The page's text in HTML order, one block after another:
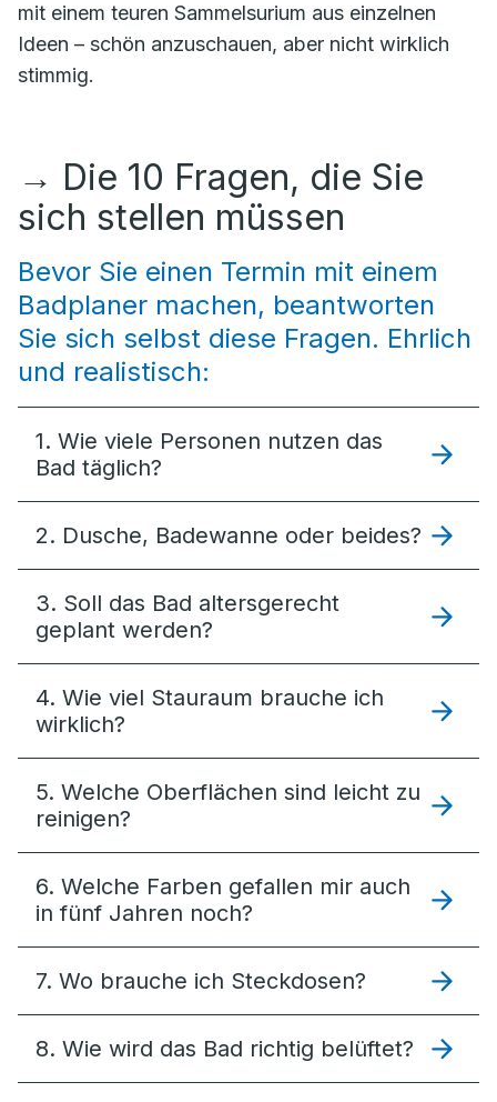
mit einem teuren Sammelsurium aus einzelnen
Ideen – schön anzuschauen, aber nicht wirklich
stimmig.
→ Die 10 Fragen, die Sie
sich stellen müssen
Bevor Sie einen Termin mit einem
Badplaner machen, beantworten
Sie sich selbst diese Fragen. Ehrlich
und realistisch:
1. Wie viele Personen nutzen das
Bad täglich?
2. Dusche, Badewanne oder beides?
3. Soll das Bad altersgerecht
geplant werden?
4. Wie viel Stauraum brauche ich
wirklich?
5. Welche Oberflächen sind leicht zu
reinigen?
6. Welche Farben gefallen mir auch
in fünf Jahren noch?
7. Wo brauche ich Steckdosen?
8. Wie wird das Bad richtig belüftet?